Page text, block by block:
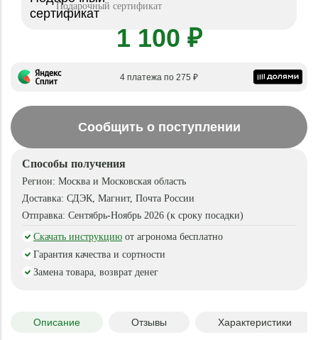
Подарочный сертификат
1 100 ₽
4 платежа по 275 ₽
Сообщить о поступлении
Способы получения
Регион: Москва и Московская область
Доставка: СДЭК, Магнит, Почта России
Отправка: Сентябрь-Ноябрь 2026 (к сроку посадки)
Скачать инструкцию от агронома бесплатно
Гарантия качества и сортности
Замена товара, возврат денег
Описание Отзывы Характеристики